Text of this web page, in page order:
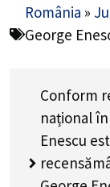
România »
George
Conform
național
Enescu